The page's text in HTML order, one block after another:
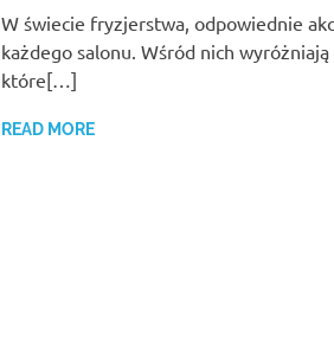
W świecie fryzjerstwa, odpowiednie
każdego salonu. Wśród nich
które[…]
READ MORE